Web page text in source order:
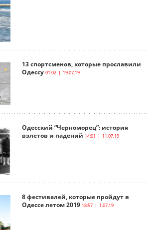
13 спортсменов, которые прославили
Одессу 01:02 | 19.07.19
Одесский “Черноморец”: история
взлетов и падений 14:01 | 11.07.19
8 фестивалей, которые пройдут в
Одессе летом 2019 18:57 | 1.07.19